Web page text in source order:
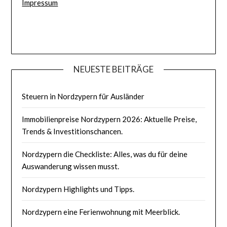
Impressum
NEUESTE BEITRÄGE
Steuern in Nordzypern für Ausländer
Immobilienpreise Nordzypern 2026: Aktuelle Preise,
Trends & Investitionschancen.
Nordzypern die Checkliste: Alles, was du für deine
Auswanderung wissen musst.
Nordzypern Highlights und Tipps.
Nordzypern eine Ferienwohnung mit Meerblick.